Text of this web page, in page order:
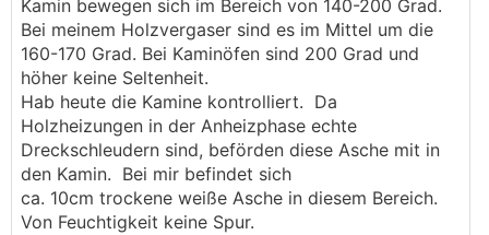
Kamin bewegen sich im Bereich von 140-200 Grad.
Bei meinem Holzvergaser sind es im Mittel um die
160-170 Grad. Bei Kaminöfen sind 200 Grad und
höher keine Seltenheit.
Hab heute die Kamine kontrolliert. Da
Holzheizungen in der Anheizphase echte
Dreckschleudern sind, beförden diese Asche mit in
den Kamin. Bei mir befindet sich
ca. 10cm trockene weiße Asche in diesem Bereich.
Von Feuchtigkeit keine Spur.